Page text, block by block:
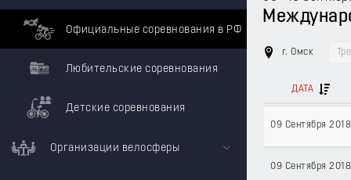
Официальные соревнования в РФ
Любительские соревнования
Детские соревнования
Организации велосферы
г. Омск
ДАТА
09 Сентября 2018
09 Сентября 2018